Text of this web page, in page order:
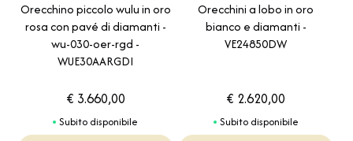
Orecchino piccolo wulu in oro
rosa con pavé di diamanti -
wu-030-oer-rgd -
WUE30AARGDI
€ 3.660,00
Subito disponibile
Orecchini a lobo in oro
bianco e diamanti -
VE24850DW
€ 2.620,00
Subito disponibile